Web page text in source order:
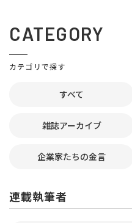
CATEGORY
カテゴリで探す
すべて
雑誌アーカイブ
企業家たちの金言
連載執筆者